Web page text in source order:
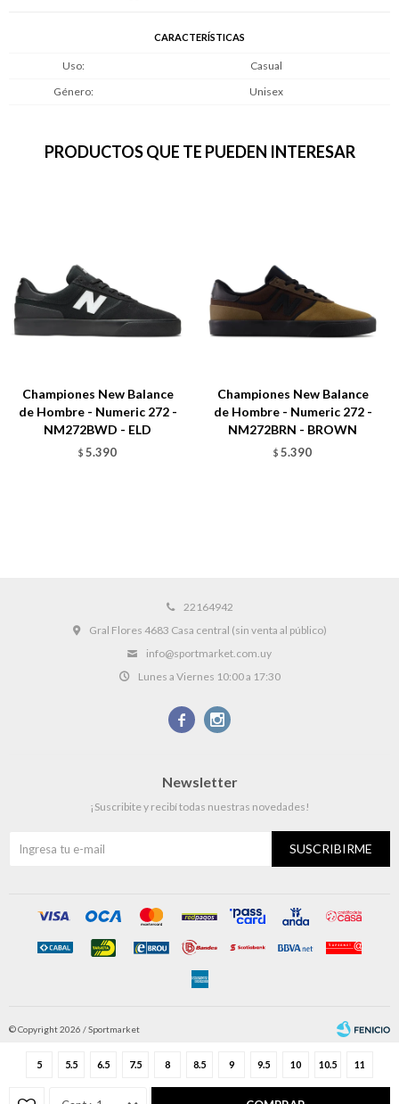
5 5.5 6.5 7.5 8 8.5 9 9.5 10 10.5 11
CARACTERÍSTICAS
Uso
Casual
Género
Unisex
PRODUCTOS QUE TE PUEDEN INTERESAR
Championes New Balance
de Hombre - Numeric 272 -
NM272BWD - ELD
$ 5.390
Championes New Balance
de Hombre - Numeric 272 -
NM272BRN - BROWN
$ 5.390
22164942
Gral Flores 4683 Casa central (sin venta al público)
info@sportmarket.com.uy
Lunes a Viernes 10:00 a 17:30
 
Newsletter
¡Suscribite y recibí todas nuestras novedades!
SUSCRIBIRME
© Copyright 2026 / Sportmarket